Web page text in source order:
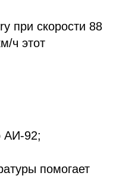
при скорости 88
ч этот
АИ-92;
помогает